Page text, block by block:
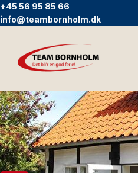
+45 56 95 85 66
info@teambornholm.dk